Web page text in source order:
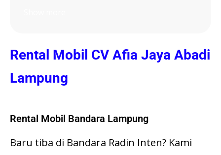
Rental Mobil CV Afia Jaya Abadi
Lampung
Rental Mobil Bandara Lampung
Baru tiba di Bandara Radin Inten? Kami